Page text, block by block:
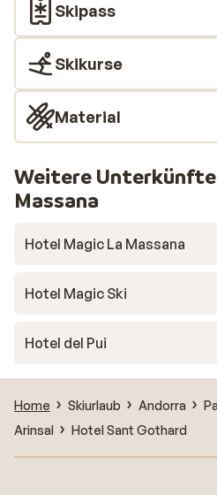
Skipass
Skikurse
Material
Weitere Unterkünfte
Massana
Hotel Magic La Massana
Hotel Magic Ski
Hotel del Pui
Home Skiurlaub Andorra
Arinsal
Hotel Sant Gothard